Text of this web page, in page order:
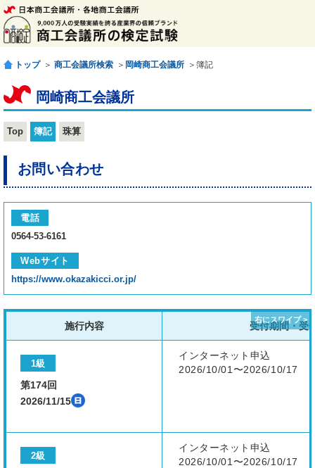
トップ ＞ 商工会議所検索 ＞ 岡崎商工会議所 ＞簿記
岡崎商工会議所
Top 簿記 珠算
お問い合わせ
電話
0564-53-6161
Webサイト
https://www.okazakicci.or.jp/
施行内容 受付期間・受
1級
第174回
2026/11/15
インターネット申込
2026/10/01〜2026/10/17
2級
インターネット申込
2026/10/01〜2026/10/17